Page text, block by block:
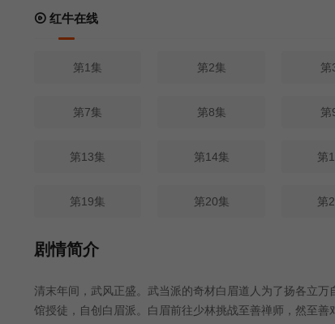
红牛在线
第1集 第2集 第
第7集 第8集 第
第13集 第14集 第
第19集 第20集 第
第25集
剧情简介
清末年间，武风正盛。武当派的奇材白眉道人为了扬各立
馆授徒，自创白眉派。白眉前往少林挑战至善禅师，然至